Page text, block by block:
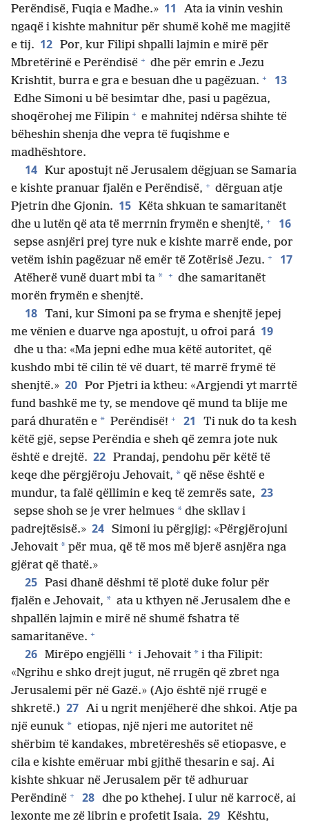
Perëndisë, Fuqia e Madhe.» 11
Ata ia vinin veshin
ngaqë i kishte mahnitur për shumë kohë me magjitë
e tij. 12 Por, kur Filipi shpalli lajmin e mirë për
Mbretërinë e Perëndisë + dhe për emrin e Jezu
Krishtit, burra e gra e besuan dhe u pagëzuan. + 13
Edhe Simoni u bë besimtar dhe, pasi u pagëzua,
shoqërohej me Filipin + e mahnitej ndërsa shihte të
bëheshin shenja dhe vepra të fuqishme e
madhështore.
14 Kur apostujt në Jerusalem dëgjuan se Samaria
e kishte pranuar fjalën e Perëndisë, + dërguan atje
Pjetrin dhe Gjonin. 15 Këta shkuan te samaritanët
dhe u lutën që ata të merrnin frymën e shenjtë, + 16
sepse asnjëri prej tyre nuk e kishte marrë ende, por
vetëm ishin pagëzuar në emër të Zotërisë Jezu. + 17
Atëherë vunë duart mbi ta * + dhe samaritanët
morën frymën e shenjtë.
18 Tani, kur Simoni pa se fryma e shenjtë jepej
me vënien e duarve nga apostujt, u ofroi pará 19
dhe u tha: «Ma jepni edhe mua këtë autoritet, që
kushdo mbi të cilin të vë duart, të marrë frymë të
shenjtë.» 20 Por Pjetri ia ktheu: «Argjendi yt marrtë
fund bashkë me ty, se mendove që mund ta blije me
pará dhuratën e * Perëndisë! + 21
Ti nuk do ta kesh
këtë gjë, sepse Perëndia e sheh që zemra jote nuk
është e drejtë. 22 Prandaj, pendohu për këtë të
keqe dhe përgjëroju Jehovait, * që nëse është e
mundur, ta falë qëllimin e keq të zemrës sate, 23
sepse shoh se je vrer helmues * dhe skllav i
padrejtësisë.» 24 Simoni iu përgjigj: «Përgjërojuni
Jehovait * për mua, që të mos më bjerë asnjëra nga
gjërat që thatë.»
25 Pasi dhanë dëshmi të plotë duke folur për
fjalën e Jehovait, * ata u kthyen në Jerusalem dhe e
shpallën lajmin e mirë në shumë fshatra të
samaritanëve. +
26 Mirëpo engjëlli + i Jehovait * i tha Filipit:
«Ngrihu e shko drejt jugut, në rrugën që zbret nga
Jerusalemi për në Gazë.» (Ajo është një rrugë e
shkretë.) 27 Ai u ngrit menjëherë dhe shkoi. Atje pa
një eunuk * etiopas, një njeri me autoritet në
shërbim të kandakes, mbretëreshës së etiopasve, e
cila e kishte emëruar mbi gjithë thesarin e saj. Ai
kishte shkuar në Jerusalem për të adhuruar
Perëndinë + 28 dhe po kthehej. I ulur në karrocë, ai
lexonte me zë librin e profetit Isaia. 29 Kështu,